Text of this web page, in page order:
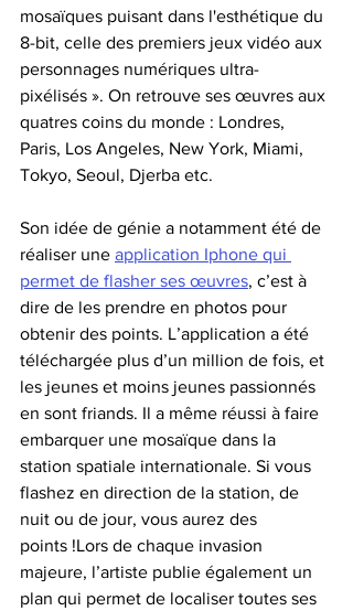
mosaïques puisant dans l'esthétique du
8-bit, celle des premiers jeux vidéo aux
personnages numériques ultra-
pixélisés ». On retrouve ses œuvres aux
quatres coins du monde : Londres,
Paris, Los Angeles, New York, Miami,
Tokyo, Seoul, Djerba etc.
Son idée de génie a notamment été de
réaliser une application Iphone qui
permet de flasher ses œuvres, c’est à
dire de les prendre en photos pour
obtenir des points. L’application a été
téléchargée plus d’un million de fois, et
les jeunes et moins jeunes passionnés
en sont friands. Il a même réussi à faire
embarquer une mosaïque dans la
station spatiale internationale. Si vous
flashez en direction de la station, de
nuit ou de jour, vous aurez des
points !Lors de chaque invasion
majeure, l’artiste publie également un
plan qui permet de localiser toutes ses